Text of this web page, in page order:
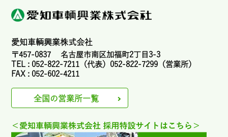
愛知車輌興業株式会社
〒457-0837 名古屋市南区加福町2丁目3-3
TEL : 052-822-7211（代表）052-822-7299（営業所）
FAX : 052-602-4211
全国の営業所一覧